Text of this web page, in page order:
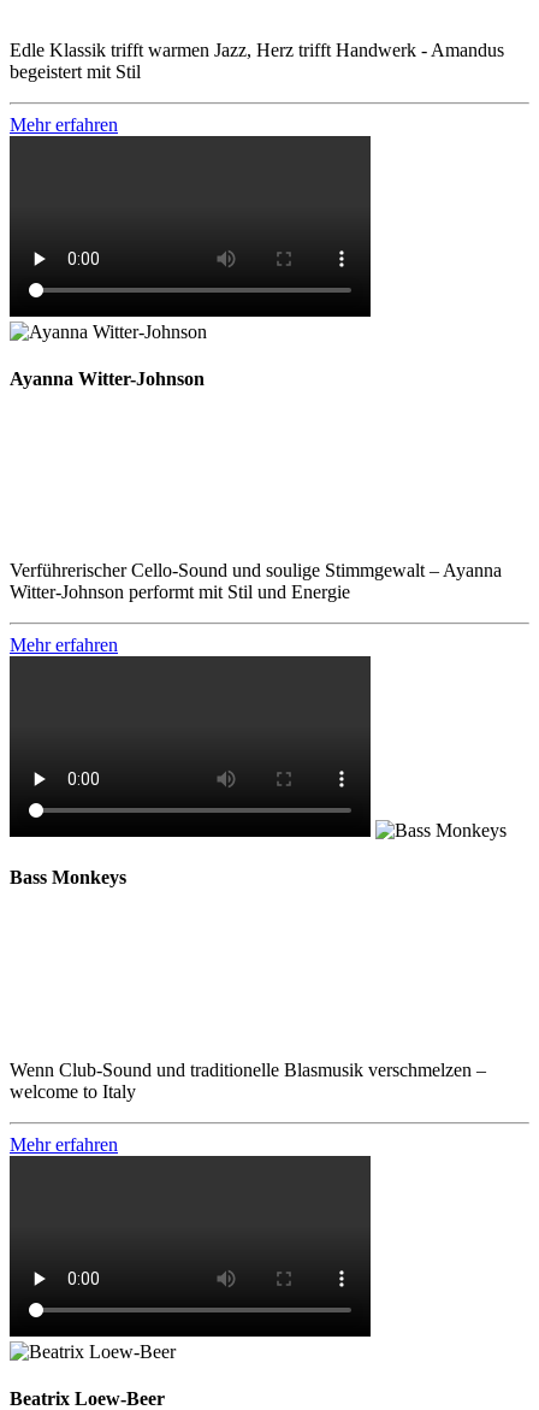
Edle Klassik trifft warmen Jazz, Herz trifft Handwerk - Amandus
begeistert mit Stil
Mehr erfahren
Ayanna Witter-Johnson
Verführerischer Cello-Sound und soulige Stimmgewalt – Ayanna
Witter-Johnson performt mit Stil und Energie
Mehr erfahren
Bass Monkeys
Wenn Club-Sound und traditionelle Blasmusik verschmelzen –
welcome to Italy
Mehr erfahren
Beatrix Loew-Beer